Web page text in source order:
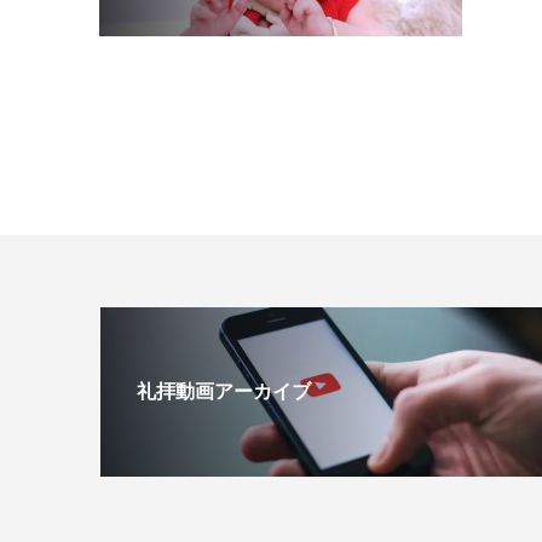
礼拝動画アーカイブ